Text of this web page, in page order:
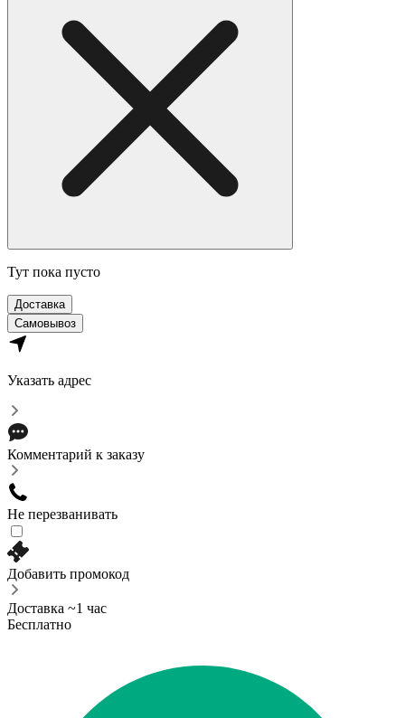
Тут пока пусто
Доставка
Самовывоз
Указать адрес
Комментарий к заказу
Не перезванивать
Добавить промокод
Доставка ~1 час
Бесплатно